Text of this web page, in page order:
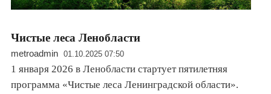
Чистые леса Ленобласти
metroadmin 01.10.2025 07:50
1 января 2026 в Ленобласти стартует пятилетняя
программа «Чистые леса Ленинградской области».